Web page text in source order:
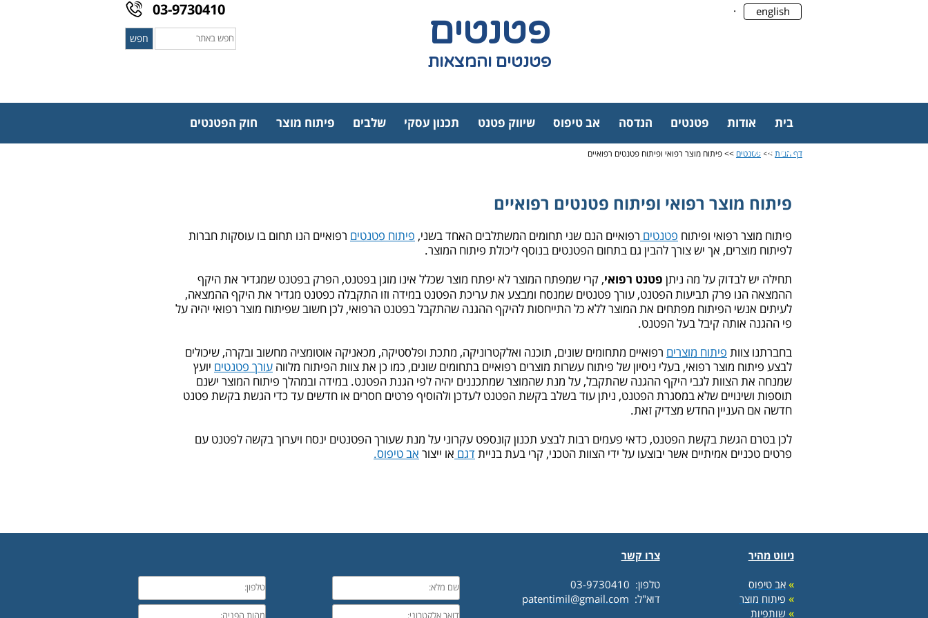
בית אודות פטנטים הנדסה אב טיפוס שיווק פטנט תכנון עסקי שלבים פיתוח מוצר
חוק הפטנטים
צור קשר
פטנטים
פטנטים והמצאות
03-9730410
חפש
באתר
חפש
english
.
דף הבית >> פטנטים >> פיתוח מוצר רפואי ופיתוח פטנטים רפואיים
פיתוח מוצר רפואי ופיתוח פטנטים רפואיים
פיתוח מוצר רפואי ופיתוח פטנטים רפואיים הנם שני תחומים המשתלבים האחד בשני, פיתוח פטנטים רפואיים הנו תחום בו עוסקות חברות
לפיתוח מוצרים, אך יש צורך להבין גם בתחום הפטנטים בנוסף ליכולת פיתוח המוצר.
תחילה יש לבדוק על מה ניתן פטנט רפואי, קרי שמפתח המוצר לא יפתח מוצר שכלל אינו מוגן בפטנט, הפרק בפטנט שמגדיר את היקף
ההמצאה הנו פרק תביעות הפטנט, עורך פטנטים שמנסח ומבצע את עריכת הפטנט במידה וזו התקבלה כפטנט מגדיר את היקף ההמצאה,
לעיתים אנשי הפיתוח מפתחים את המוצר ללא כל התייחסות להיקף ההגנה שהתקבל בפטנט הרפואי, לכן חשוב שפיתוח מוצר רפואי יהיה על
פי ההגנה אותה קיבל בעל הפטנט.
בחברתנו צוות פיתוח מוצרים רפואיים מתחומים שונים, תוכנה ואלקטרוניקה, מתכת ופלסטיקה, מכאניקה אוטומציה מחשוב ובקרה, שיכולים
לבצע פיתוח מוצר רפואי, בעלי ניסיון של פיתוח עשרות מוצרים רפואיים בתחומים שונים, כמו כן את צוות הפיתוח מלווה עורך פטנטים יועץ
שמנחה את הצוות לגבי היקף ההגנה שהתקבל, על מנת שהמוצר שמתכננים יהיה לפי הגנת הפטנט. במידה ובמהלך פיתוח המוצר ישנם
תוספות ושינויים שלא במסגרת הפטנט, ניתן עוד בשלב בקשת הפטנט לעדכן ולהוסיף פרטים חסרים או חדשים עד כדי הגשת בקשת פטנט
חדשה אם העניין החדש מצדיק זאת.
לכן בטרם הגשת בקשת הפטנט, כדאי פעמים רבות לבצע תכנון קונספט עקרוני על מנת שעורך הפטנטים ינסח ויערוך בקשה לפטנט עם
פרטים טכניים אמיתיים אשר יבוצעו על ידי הצוות הטכני, קרי בעת בנייתדגם או ייצור אב טיפוס.
ניווט מהיר
» אב טיפוס
» פיתוח מוצר
» שותפיות
צרו קשר
טלפון: 03-9730410
דוא"ל: patentimil@gmail.com